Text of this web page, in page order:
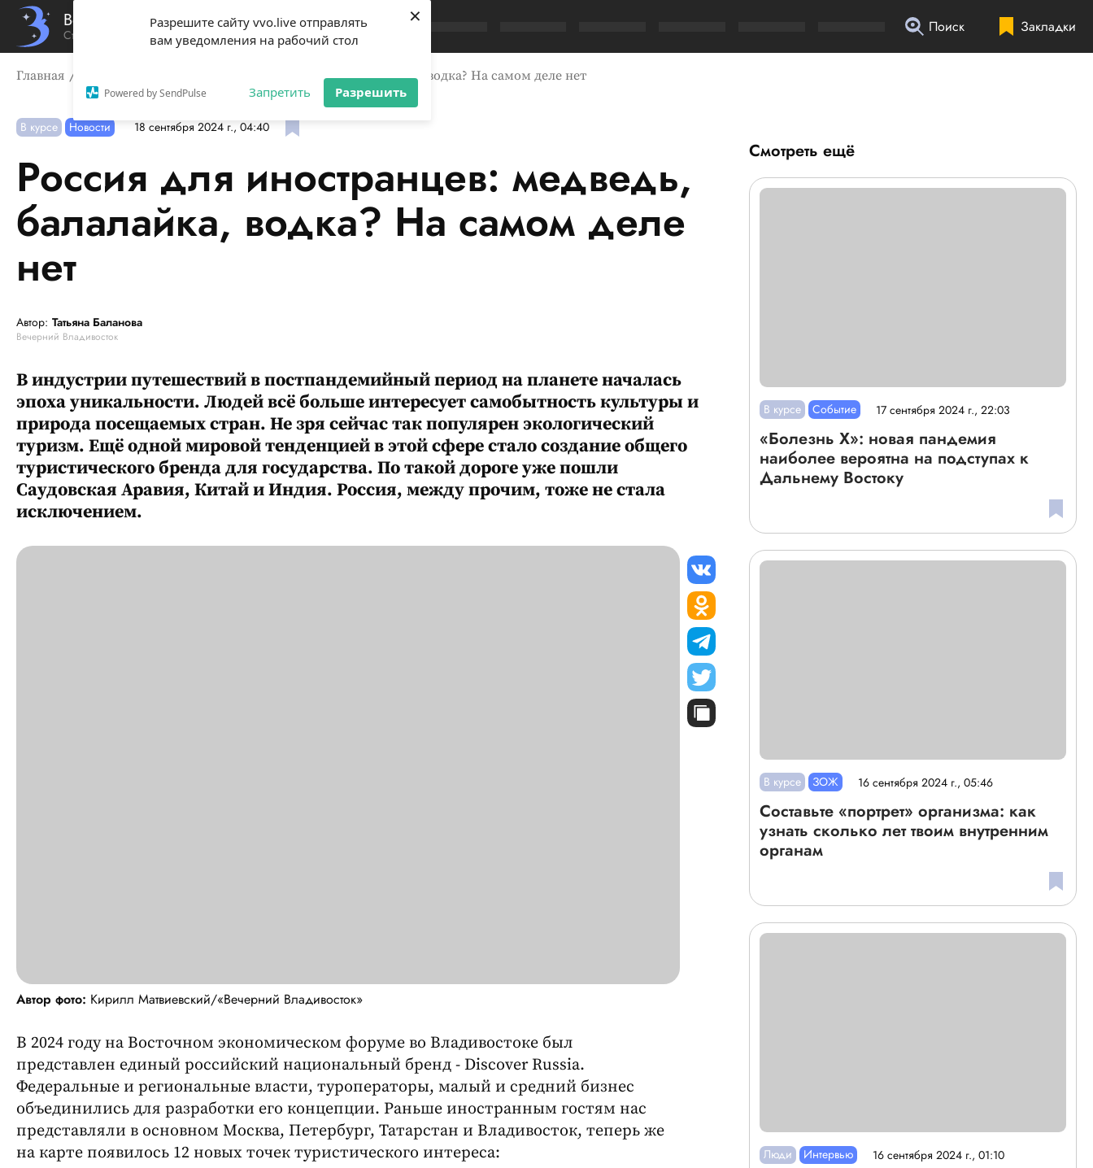
Разрешите сайту vvo.live отправлять
вам уведомления на рабочий стол
Powered by SendPulse Запретить Разрешить
×
Вечерний Владивосток
Стиль жизни твоего города Закладки
Поиск
Главная Россия для иностранцев: медведь, балалайка, водка? На самом деле нет
В курсе Новости 18 сентября 2024 г., 04:40
Россия для иностранцев: медведь,
балалайка, водка? На самом деле
нет
Автор: Татьяна Баланова
Вечерний Владивосток
В индустрии путешествий в постпандемийный период на планете началась
эпоха уникальности. Людей всё больше интересует самобытность культуры и
природа посещаемых стран. Не зря сейчас так популярен экологический
туризм. Ещё одной мировой тенденцией в этой сфере стало создание общего
туристического бренда для государства. По такой дороге уже пошли
Саудовская Аравия, Китай и Индия. Россия, между прочим, тоже не стала
исключением.
Автор фото: Кирилл Матвиевский/«Вечерний Владивосток»
В 2024 году на Восточном экономическом форуме во Владивостоке был
представлен единый российский национальный бренд - Discover Russia.
Федеральные и региональные власти, туроператоры, малый и средний бизнес
объединились для разработки его концепции. Раньше иностранным гостям нас
представляли в основном Москва, Петербург, Татарстан и Владивосток, теперь же
на карте появилось 12 новых точек туристического интереса:
Смотреть ещё
В курсе Событие 17 сентября 2024 г., 22:03
«Болезнь X»: новая пандемия
наиболее вероятна на подступах к
Дальнему Востоку
В курсе ЗОЖ 16 сентября 2024 г., 05:46
Составьте «портрет» организма: как
узнать сколько лет твоим внутренним
органам
Люди Интервью 16 сентября 2024 г., 01:10